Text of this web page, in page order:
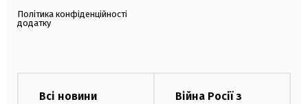
Політика конфіденційності
додатку
Всі новини
Війна Росії з